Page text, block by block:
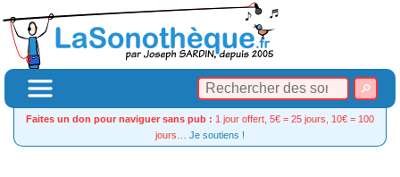
Faites un don pour naviguer sans pub : 1 jour offert, 5€ = 25 jours, 10€ = 100
jours… Je soutiens !